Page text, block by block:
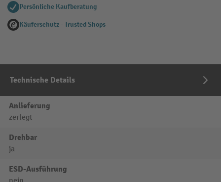
Persönliche Kaufberatung
Käuferschutz - Trusted Shops
Technische Details
Anlieferung
zerlegt
Drehbar
ja
ESD-Ausführung